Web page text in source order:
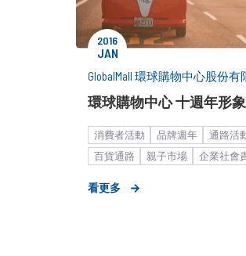
2016
JAN
GlobalMall 環球購物中心股份有
環球購物中心 十週年形
消費者活動 品牌週年 通路活
百貨通路
親子市場 企業社會
平台加值服務
看更多